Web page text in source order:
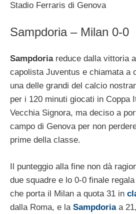
Stadio Ferraris di Genova
Sampdoria – Milan 0-0
Sampdoriareduce dalla vittoria
capolista Juventus e chiamata a
una delle grandi del calcio
per i 120 minuti giocati in Coppa
Vecchia Signora, ma deciso a
campo di Genova per non
prime della classe.
Il punteggio alla fine non dà
due squadre e lo 0-0 finale
che porta il Milan a quota 31 in
dalla Roma, e la Sampdoriaa